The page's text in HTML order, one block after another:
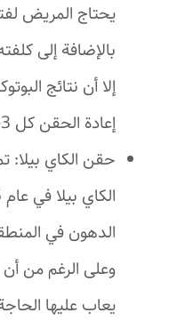
يحتاج المريض
بالإضافة إلى
إلا أن نتائج
إعادة الحقن كل 3-4 أشهر.
حقن الكاي
الدهون في
وعلى الرغم من أن
يعاب عليها